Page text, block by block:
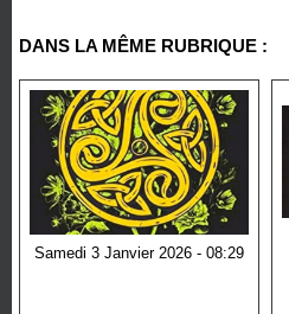
DANS LA MÊME RUBRIQUE :
Samedi 3 Janvier 2026 - 08:29